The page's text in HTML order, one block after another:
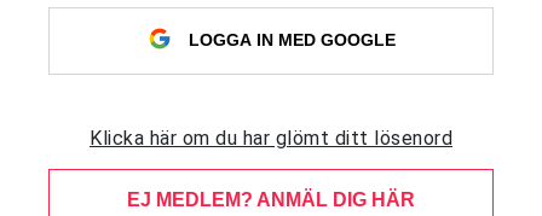
LOGGA IN MED GOOGLE
Klicka här om du har glömt ditt lösenord
EJ MEDLEM? ANMÄL DIG HÄR